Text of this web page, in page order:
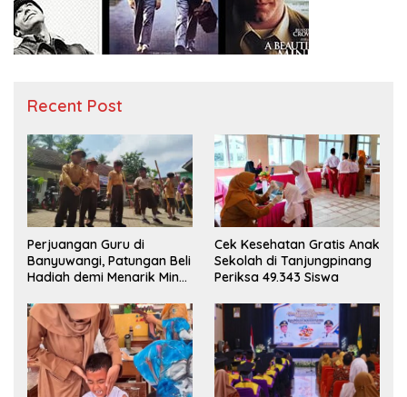
Recent Post
Perjuangan Guru di
Banyuwangi, Patungan Beli
Hadiah demi Menarik Minat
Cek Kesehatan Gratis Anak
Sekolah di Tanjungpinang
Periksa 49.343 Siswa